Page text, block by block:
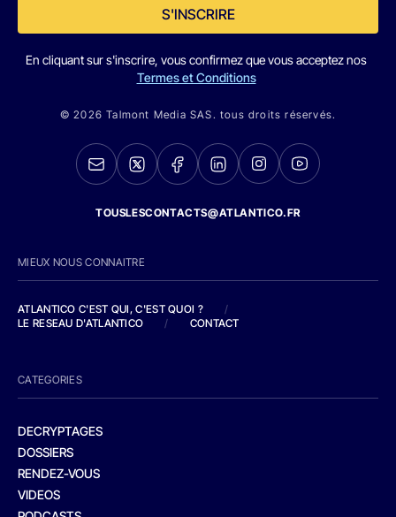
S'INSCRIRE
En cliquant sur s'inscrire, vous confirmez que vous acceptez nos
Termes et Conditions
© 2026 Talmont Media SAS. tous droits réservés.
TOUSLESCONTACTS@ATLANTICO.FR
MIEUX NOUS CONNAITRE
ATLANTICO C'EST QUI, C'EST QUOI ?
/
LE RESEAU D'ATLANTICO
/ CONTACT
CATEGORIES
DECRYPTAGES
DOSSIERS
RENDEZ-VOUS
VIDEOS